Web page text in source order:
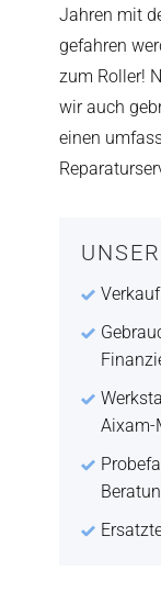
Jahren mit
gefahren
zum Roller!
wir auch
einen
Aixam-